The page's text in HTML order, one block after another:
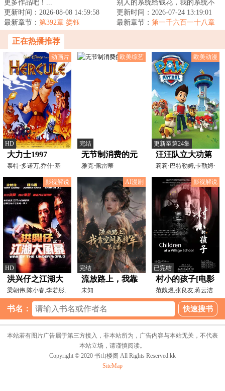
更多作品吧！...
更新时间：2026-08-08 14:59:58
最新章节： 第392章 娄钰
别人的系统给钱花，我的系统不
让我花钱。”“如果是没钱可花也就
罢了，偏...
更新时间：2026-07-24 13:19:01
最新章节： 第一千六百一十八章
正在热播推荐
动画片
HD
大力士1997
泰特·多诺万,乔什·基
顿,罗杰·巴特
欧美综艺
完结
无节制消费的元
凶
雅克·佩雷蒂
欧美动漫
更新至第24集
汪汪队立大功第
六季
莉莉·巴特勒姆,卡勒姆·
肖尼克,金斯利·马
影视解说
HD
洪兴仔之江湖大
风暴【影视解
说】
梁朝伟,陈小春,李若彤,
谷峰,丁子峻,林伟亮,
AI漫剧
完结
流放路上，我靠
空间养将军第三
季
未知
影视解说
已完结
村小的孩子[电影
解说]
范魏煜,张良友,蒋云洁
书名：
本站若有图片广告属于第三方接入，非本站所为，广告内容与本站无关，不代表
本站立场，请谨慎阅读。
Copyright © 2020 书山楼阁 All Rights Reserved.kk
SiteMap